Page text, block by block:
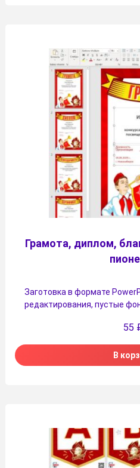
Грамота, диплом,
Заготовка в формате
редактирования, пустые
55
В